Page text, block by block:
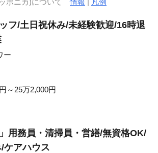
フ/土日祝休み/未経験歓迎/16時退
ー
～25万2,000円
用務員・清掃員・営繕/無資格OK/
ケアハウス